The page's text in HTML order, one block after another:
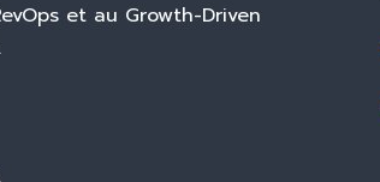
et au Growth-Driven